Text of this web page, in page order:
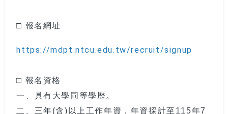
□ 報名網址
https://mdpt.ntcu.edu.tw/recruit/signup
□ 報名資格
一、具有大學同等學歷。
二、三年(含)以上工作年資，年資採計至115年7